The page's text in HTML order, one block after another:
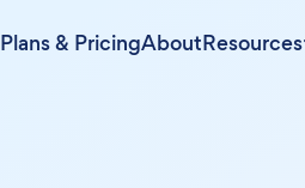
Plans & PricingAboutResources